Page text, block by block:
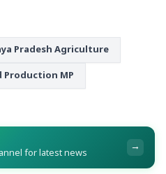
Pradesh Agriculture
Production MP
for latest news →